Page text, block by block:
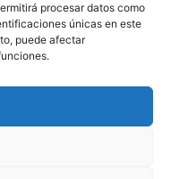
procesar datos como
únicas en este
puede afectar